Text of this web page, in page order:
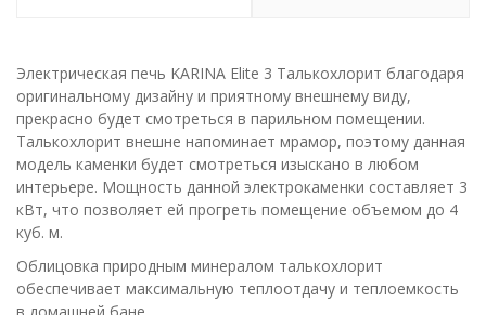
Электрическая печь KARINA Elite 3 Талькохлорит благодаря
оригинальному дизайну и приятному внешнему виду,
прекрасно будет смотреться в парильном помещении.
Талькохлорит внешне напоминает мрамор, поэтому данная
модель каменки будет смотреться изыскано в любом
интерьере. Мощность данной электрокаменки составляет 3
кВт, что позволяет ей прогреть помещение объемом до 4
куб. м.
Облицовка природным минералом талькохлорит
обеспечивает максимальную теплоотдачу и теплоемкость